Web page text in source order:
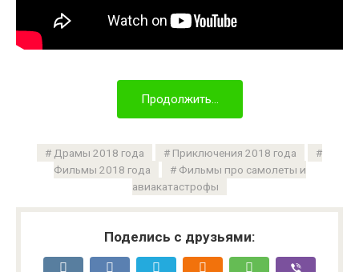
Продолжить...
Драмы 2018 года
Приключения 2018 года
Фильмы 2018 года
Фильмы про самолеты и
авиакатастрофы
Поделись с друзьями: